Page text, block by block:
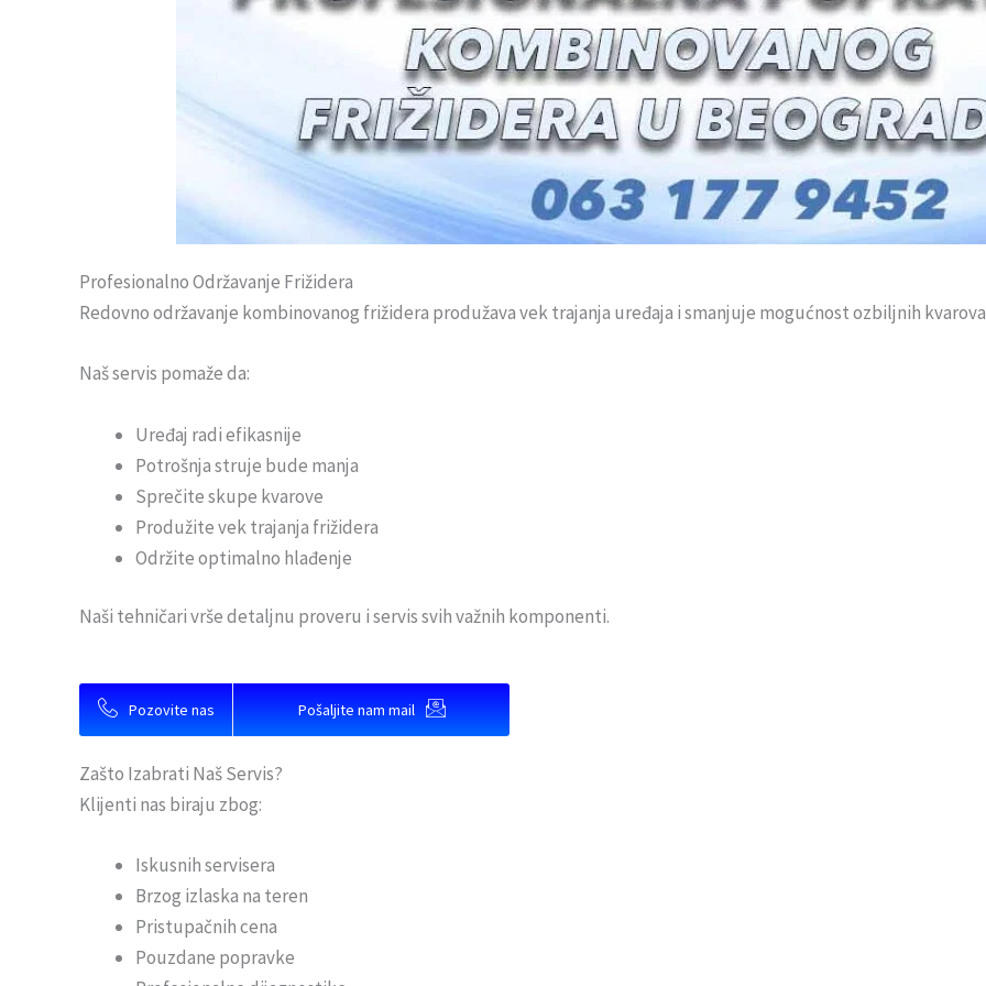
Profesionalno Održavanje Frižidera
Redovno održavanje kombinovanog frižidera produžava vek trajanja uređaja i smanjuje mogućnost ozbiljnih
Naš servis pomaže da:
Uređaj radi efikasnije
Potrošnja struje bude manja
Sprečite skupe kvarove
Produžite vek trajanja frižidera
Održite optimalno hlađenje
Naši tehničari vrše detaljnu proveru i servis svih važnih komponenti.
Pozovite nas Pošaljite nam mail
Zašto Izabrati Naš Servis?
Klijenti nas biraju zbog:
Iskusnih servisera
Brzog izlaska na teren
Pristupačnih cena
Pouzdane popravke